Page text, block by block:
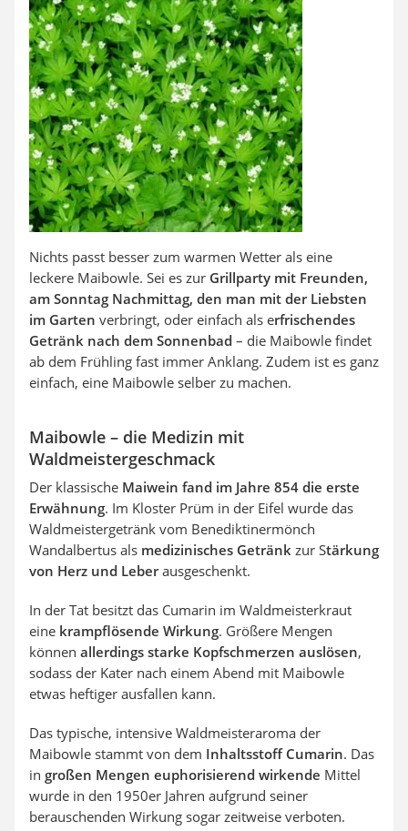
SUP-Board
Ferngesteuertes Auto
Subwoofer
Beheizbare Handschuhe
Nichts passt besser zum warmen Wetter als eine
leckere Maibowle. Sei es zur Grillparty mit Freunden,
am Sonntag Nachmittag, den man mit der Liebsten
im Garten verbringt, oder einfach als erfrischendes
Getränk nach dem Sonnenbad – die Maibowle findet
ab dem Frühling fast immer Anklang. Zudem ist es ganz
einfach, eine Maibowle selber zu machen.
Maibowle – die Medizin mit
Waldmeistergeschmack
Der klassische Maiwein fand im Jahre 854 die erste
Erwähnung. Im Kloster Prüm in der Eifel wurde das
Waldmeistergetränk vom Benediktinermönch
Wandalbertus als medizinisches Getränk zur Stärkung
von Herz und Leberausgeschenkt.
In der Tat besitzt das Cumarin im Waldmeisterkraut
eine krampflösende Wirkung. Größere Mengen
können allerdings starke Kopfschmerzen auslösen,
sodass der Kater nach einem Abend mit Maibowle
etwas heftiger ausfallen kann.
Das typische, intensive Waldmeisteraroma der
Maibowle stammt von dem Inhaltsstoff Cumarin. Das
in großen Mengen euphorisierend wirkende Mittel
wurde in den 1950er Jahren aufgrund seiner
berauschenden Wirkung sogar zeitweise verboten.